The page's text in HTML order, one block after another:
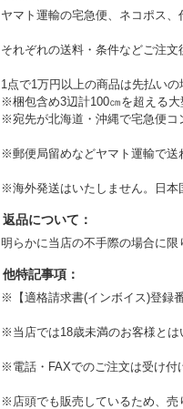
ヤマト運輸の宅急便、ネコポス
それぞれの送料・条件などご注文
1点で1万円以上の商品は先払い
※梱包含め3辺計100㎝を超える大
※宛先が北海道・沖縄で宅急便コ
※郵便局留めなどヤマト運輸で送
※海外発送はいたしません。日本
返品について：
明らかに当店の不手際の場合に
他特記事項：
※【適格請求書(インボイス)登録
※当店では18歳未満のお客様とは
※電話・FAXでのご注文は受け付
※店頭でも販売しているため、売